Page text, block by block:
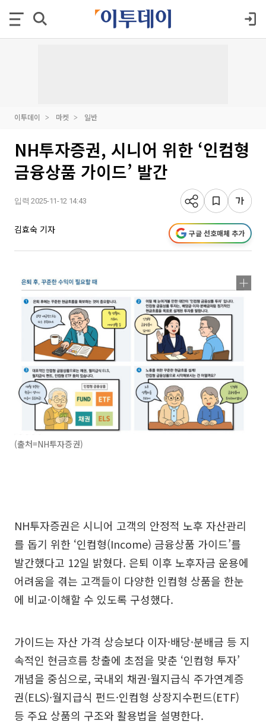
이투데이 마켓 일반
NH투자증권, 시니어 위한 ‘인컴형
금융상품 가이드’ 발간
입력 2025-11-12 14:43
김효숙 기자 구글 선호매체 추가
(출처=NH투자증권)
NH투자증권은 시니어 고객의 안정적 노후 자산관리
를 돕기 위한 ‘인컴형(Income) 금융상품 가이드’를
발간했다고 12일 밝혔다. 은퇴 이후 노후자금 운용에
어려움을 겪는 고객들이 다양한 인컴형 상품을 한눈
에 비교·이해할 수 있도록 구성했다.
가이드는 자산 가격 상승보다 이자·배당·분배금 등 지
속적인 현금흐름 창출에 초점을 맞춘 ‘인컴형 투자’
개념을 중심으로, 국내외 채권·월지급식 주가연계증
권(ELS)·월지급식 펀드·인컴형 상장지수펀드(ETF)
등 주요 상품의 구조와 활용법을 설명한다.